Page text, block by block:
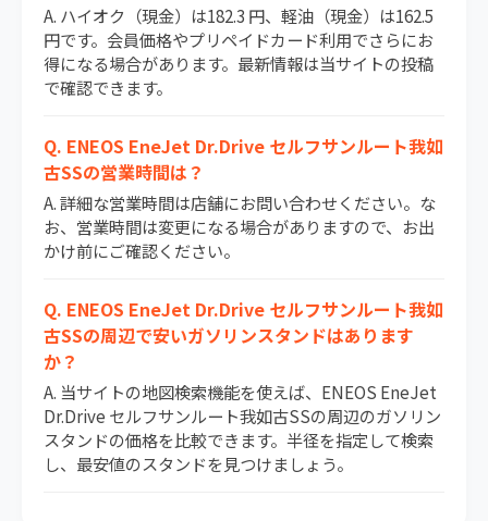
A. ハイオク（現金）は182.3 円、軽油（現金）は162.5
円です。会員価格やプリペイドカード利用でさらにお
得になる場合があります。最新情報は当サイトの投稿
で確認できます。
Q. ENEOS EneJet Dr.Drive セルフサンルート我如
古SSの営業時間は？
A. 詳細な営業時間は店舗にお問い合わせください。な
お、営業時間は変更になる場合がありますので、お出
かけ前にご確認ください。
Q. ENEOS EneJet Dr.Drive セルフサンルート我如
古SSの周辺で安いガソリンスタンドはあります
か？
A. 当サイトの地図検索機能を使えば、ENEOS EneJet
Dr.Drive セルフサンルート我如古SSの周辺のガソリン
スタンドの価格を比較できます。半径を指定して検索
し、最安値のスタンドを見つけましょう。